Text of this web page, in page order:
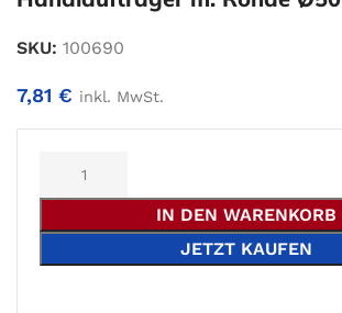
SKU: 100690
7,81 € inkl. MwSt.
IN DEN WARENKORB
JETZT KAUFEN
Alternative: